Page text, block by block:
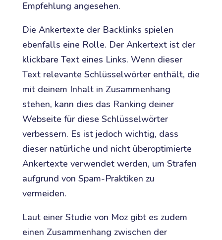
Empfehlung angesehen.
Die Ankertexte der Backlinks spielen
ebenfalls eine Rolle. Der Ankertext ist der
klickbare Text eines Links. Wenn dieser
Text relevante Schlüsselwörter enthält, die
mit deinem Inhalt in Zusammenhang
stehen, kann dies das Ranking deiner
Webseite für diese Schlüsselwörter
verbessern. Es ist jedoch wichtig, dass
dieser natürliche und nicht überoptimierte
Ankertexte verwendet werden, um Strafen
aufgrund von Spam-Praktiken zu
vermeiden.
Laut einer Studie von Moz gibt es zudem
einen Zusammenhang zwischen der